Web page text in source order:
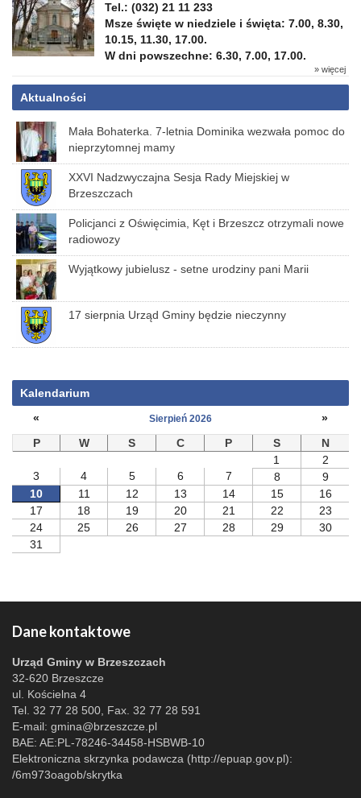
Tel.: (032) 21 11 233
Msze święte w niedziele i święta: 7.00, 8.30,
10.15, 11.30, 17.00.
W dni powszechne: 6.30, 7.00, 17.00.
» więcej
Aktualności
Mała Bohaterka. 7-letnia Dominika wezwała pomoc do
nieprzytomnej mamy
XXVI Nadzwyczajna Sesja Rady Miejskiej w
Brzeszczach
Policjanci z Oświęcimia, Kęt i Brzeszcz otrzymali nowe
radiowozy
Wyjątkowy jubielusz - setne urodziny pani Marii
17 sierpnia Urząd Gminy będzie nieczynny
Kalendarium
«
Sierpień 2026
»
P
W S C P S
N
1
2
3
4 5 6 7 8
9
10
11 12 13 14 15
16
17
18 19 20 21 22
23
24
25 26 27 28 29
30
31
Dane kontaktowe
Urząd Gminy w Brzeszczach
32-620 Brzeszcze
ul. Kościelna 4
Tel. 32 77 28 500, Fax. 32 77 28 591
E-mail: gmina@brzeszcze.pl
BAE: AE:PL-78246-34458-HSBWB-10
Elektroniczna skrzynka podawcza (http://epuap.gov.pl):
/6m973oagob/skrytka